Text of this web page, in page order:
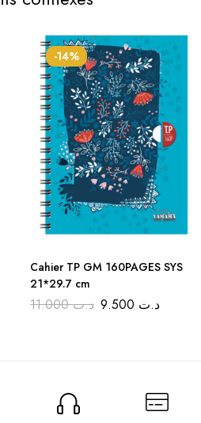
-14%
Cahier TP GM 160PAGES SYS
21*29.7 cm
د.ت11.000 د.ت